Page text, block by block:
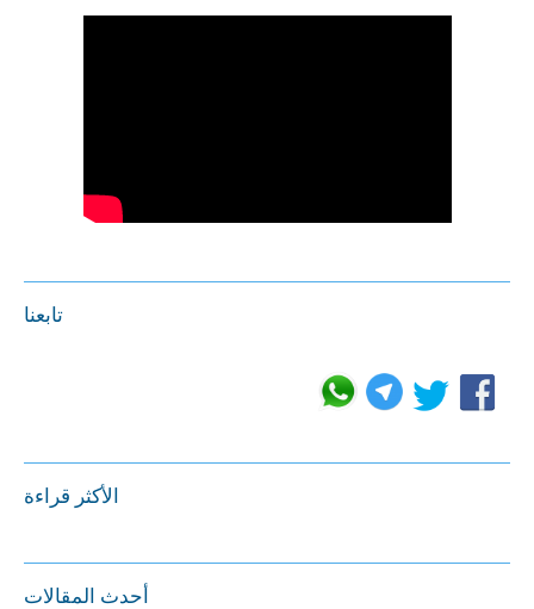
تابعنا
الأكثر قراءة
أحدث المقالات